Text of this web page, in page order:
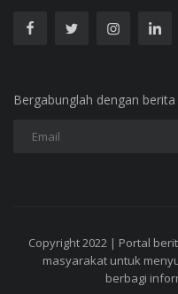
Bergabunglah dengan
Copyright 2022 | Portal
masyarakat untuk
berbagi